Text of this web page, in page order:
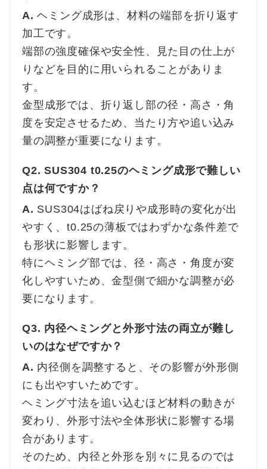
A. ヘミング成形は、材料の端部を折り返す
加工です。
端部の強度確保や安全性、見た目の仕上が
りなどを目的に用いられることがありま
す。
金型成形では、折り返し部の径・高さ・角
度を安定させるため、当たり方や追い込み
量の調整が重要になります。
Q2. SUS304 t0.25のヘミング成形で難しい
点は何ですか？
A. SUS304はばね戻りや成形時の変化が出
やすく、t0.25の薄板ではわずかな条件差で
も形状に影響します。
特にヘミング部では、径・高さ・角度が変
化しやすいため、金型側で細かな調整が必
要になります。
Q3. 内径ヘミングと外形寸法の両立が難し
いのはなぜですか？
A. 内径側を調整すると、その影響が外形側
にも出やすいためです。
ヘミング寸法を追い込むほど材料の動きが
変わり、外形寸法や全体形状に影響する場
合があります。
そのため、内径と外形を別々に見るのでは